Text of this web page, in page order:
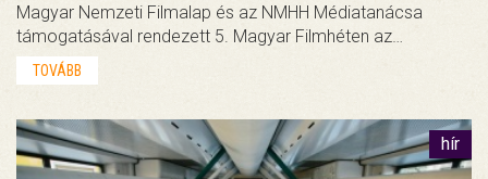
Magyar Nemzeti Filmalap és az NMHH Médiatanácsa
támogatásával rendezett 5. Magyar Filmhéten az…
TOVÁBB
hír